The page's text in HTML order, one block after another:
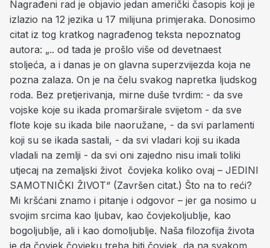
Nagrađeni rad je objavio jedan američki časopis koji je
izlazio na 12 jezika u 17 milijuna primjeraka. Donosimo
citat iz tog kratkog nagrađenog teksta nepoznatog
autora: „.. od tada je prošlo više od devetnaest
stoljeća, a i danas je on glavna superzvijezda koja ne
pozna zalaza. On je na čelu svakog napretka ljudskog
roda. Bez pretjerivanja, mirne duše tvrdim: - da sve
vojske koje su ikada promarširale svijetom - da sve
flote koje su ikada bile naoružane, - da svi parlamenti
koji su se ikada sastali, - da svi vladari koji su ikada
vladali na zemlji - da svi oni zajedno nisu imali toliki
utjecaj na zemaljski život čovjeka koliko ovaj – JEDINI
SAMOTNIČKI ŽIVOT“ (Završen citat.) Što na to reći?
Mi kršćani znamo i pitanje i odgovor – jer ga nosimo u
svojim srcima kao ljubav, kao čovjekoljublje, kao
bogoljublje, ali i kao domoljublje. Naša filozofija života
je da čovjek čovjeku treba biti čovjek, da na svakom